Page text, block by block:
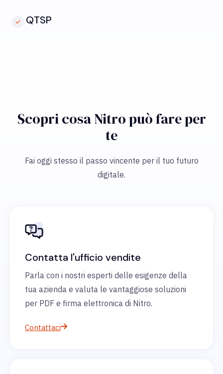
QTSP
Scopri cosa Nitro può fare per
te
Fai oggi stesso il passo vincente per il tuo futuro
digitale.
Contatta l'ufficio vendite
Parla con i nostri esperti delle esigenze della
tua azienda e valuta le vantaggiose soluzioni
per PDF e firma elettronica di Nitro.
Contattaci